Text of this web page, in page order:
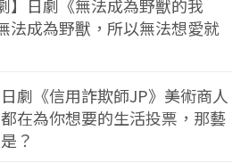
】日劇《無法成為野獸的我
法成為野獸，所以無法想愛就
日劇《信用詐欺師JP》美術商人
在為你想要的生活投票，那藝
？